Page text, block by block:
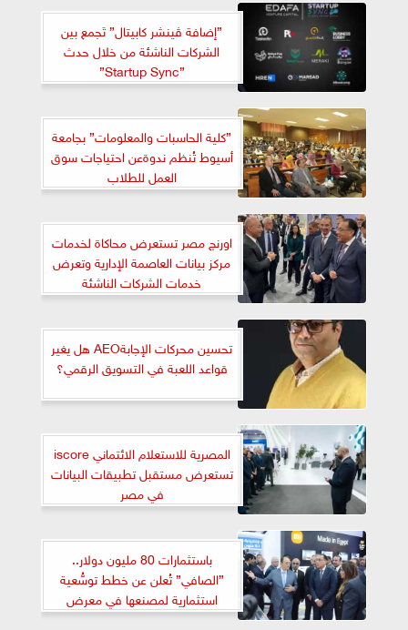
”إضافة ڤينشر كابيتال” تَجمع بين
الشركات الناشئة من خلال حدث
”Startup Sync”
”كلية الحاسبات والمعلومات” بجامعة
أسيوط تُنظم ندوةعن احتياجات سوق
العمل للطلاب
اورنچ مصر تستعرض محاكاة لخدمات
مركز بيانات العاصمة الإدارية وتعرض
خدمات الشركات الناشئة
تحسين محركات الإجابةAEO هل يغير
قواعد اللعبة في التسويق الرقمي؟
المصرية للاستعلام الائتماني iscore
تستعرض مستقبل تطبيقات البيانات
في مصر
باستثمارات 80 مليون دولار..
”الصافي” تُعلن عن خطط توسُّعية
استثمارية لمصنعها في معرض
Cairo ICT